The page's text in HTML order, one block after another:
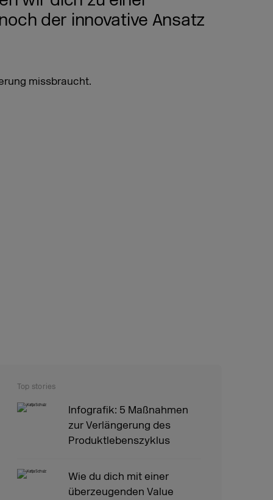
der innovative Ansatz
Top stories
Infografik: 5 Maßnahmen
zur Verlängerung des
Produktlebenszyklus
Wie du dich mit einer
überzeugenden Value